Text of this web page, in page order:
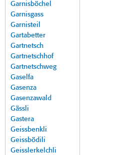
Garnisböchel
Garnisgass
Garnisteil
Gartabetter
Gartnetsch
Gartnetschhof
Gartnetschweg
Gaselfa
Gasenza
Gasenzawald
Gässli
Gastera
Geissbenkli
Geissbödili
Geisslerkelchli